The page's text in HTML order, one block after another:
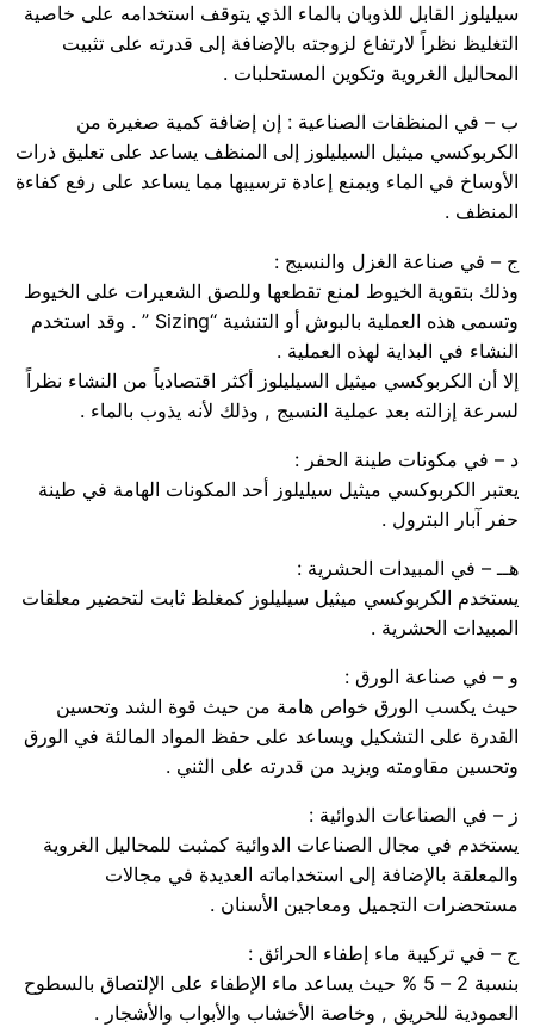
سيليلوز القابل للذوبان بالماء الذي يتوقف استخدامه على خاصية
التغليظ نظراً لارتفاع لزوجته بالإضافة إلى قدرته على تثبيت
المحاليل الغروية وتكوين المستحلبات .
ب – في المنظفات الصناعية : إن إضافة كمية صغيرة من
الكربوكسي ميثيل السيليلوز إلى المنظف يساعد على تعليق ذرات
الأوساخ في الماء ويمنع إعادة ترسيبها مما يساعد على رفع كفاءة
المنظف .
ج – في صناعة الغزل والنسيج :
وذلك بتقوية الخيوط لمنع تقطعها وللصق الشعيرات على الخيوط
وتسمى هذه العملية بالبوش أو التنشية “Sizing ” . وقد استخدم
النشاء في البداية لهذه العملية .
إلا أن الكربوكسي ميثيل السيليلوز أكثر اقتصادياً من النشاء نظراً
لسرعة إزالته بعد عملية النسيج , وذلك لأنه يذوب بالماء .
د – في مكونات طينة الحفر :
يعتبر الكربوكسي ميثيل سيليلوز أحد المكونات الهامة في طينة
حفر آبار البترول .
هــ – في المبيدات الحشرية :
يستخدم الكربوكسي ميثيل سيليلوز كمغلظ ثابت لتحضير معلقات
المبيدات الحشرية .
و – في صناعة الورق :
حيث يكسب الورق خواص هامة من حيث قوة الشد وتحسين
القدرة على التشكيل ويساعد على حفظ المواد المالئة في الورق
وتحسين مقاومته ويزيد من قدرته على الثني .
ز – في الصناعات الدوائية :
يستخدم في مجال الصناعات الدوائية كمثبت للمحاليل الغروية
والمعلقة بالإضافة إلى استخداماته العديدة في مجالات
مستحضرات التجميل ومعاجين الأسنان .
ج – في تركيبة ماء إطفاء الحرائق :
بنسبة 2 – 5 % حيث يساعد ماء الإطفاء على الإلتصاق بالسطوح
العمودية للحريق , وخاصة الأخشاب والأبواب والأشجار .